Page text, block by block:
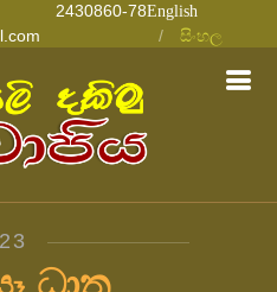
78English
සිංහල